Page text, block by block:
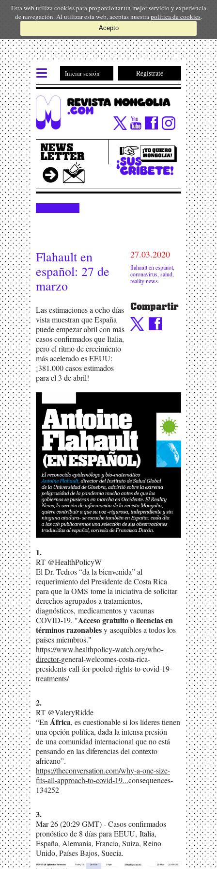
Esta web utiliza cookies para proporcionar un mejor servicio y experiencia
de navegación. Al utilizar esta web, aceptas nuestra política de cookies.
Acepto
Iniciar sesión Regístrate
Flahault en
español: 27 de
marzo
Las estimaciones a ocho días
vista muestran que España
puede empezar abril con más
casos confirmados que Italia,
pero el ritmo de crecimiento
más acelerado es EEUU:
¡381.000 casos estimados
para el 3 de abril!
27.03.2020
flahault en español,
coronavirus, salud,
reality news
Compartir
1.
RT @HealthPolicyW
El Dr. Tedros “da la bienvenida” al
requerimiento del Presidente de Costa Rica
para que la OMS tome la iniciativa de solicitar
derechos agrupados a tratamientos,
diagnósticos, medicamentos y vacunas
COVID-19. "Acceso gratuito o licencias en
términos razonablesy asequibles a todos los
países miembros."
https://www.healthpolicy-watch.org/who-
director-general-welcomes-costa-rica-
presidents-call-for-pooled-rights-to-covid-19-
treatments/
2.
RT @ValeryRidde
“En África, es cuestionable si los líderes tienen
una opción política, dada la intensa presión
de una comunidad internacional que no está
pensando en las diferencias del contexto
africano”.
https://theconversation.com/why-a-one-size-
fits-all-approach-to-covid-19...consequences-
134252
3.
Mar 26 (20:29 GMT) - Casos confirmados
pronóstico de 8 días para EEUU, Italia,
España, Alemania, Francia, Suiza, Reino
Unido, Países Bajos, Suecia.